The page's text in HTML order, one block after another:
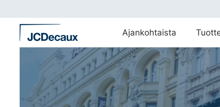
suoraan
sisältöön
Ajankohtaista